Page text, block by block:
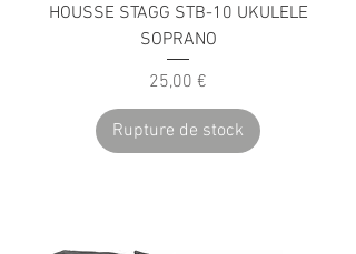
HOUSSE STAGG STB-10 UKULELE
SOPRANO
Prix
25,00 €
Rupture de stock